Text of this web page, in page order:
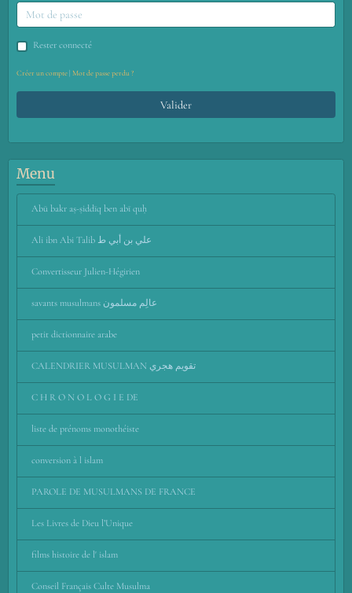
Rester connecté
Créer un compte Mot de passe perdu ?
Valider
Menu
Abū bakr aṣ-ṣiddīq ben abī quḥ
Ali ibn Abi Talib علي بن أبي ط
Convertisseur Julien-Hégirien
savants musulmans عالِم مسلمون
petit dictionnaire arabe
CALENDRIER MUSULMAN تقويم هجري
C H R O N O L O G I E DE
liste de prénoms monothéiste
conversion à l islam
PAROLE DE MUSULMANS DE FRANCE
Les Livres de Dieu l’Unique
films histoire de l' islam
Conseil Français Culte Musulma